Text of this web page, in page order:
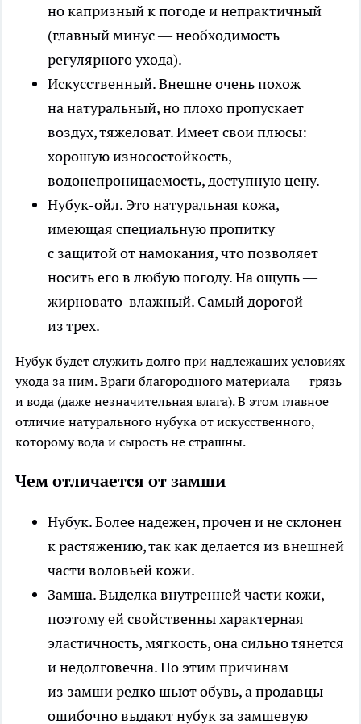
но капризный к погоде и непрактичный
(главный минус — необходимость
регулярного ухода).
Искусственный.Внешне очень похож
на натуральный, но плохо пропускает
воздух, тяжеловат. Имеет свои плюсы:
хорошую износостойкость,
водонепроницаемость, доступную цену.
Нубук-ойл. Это натуральная кожа,
имеющая специальную пропитку
с защитой от намокания, что позволяет
носить его в любую погоду. На ощупь —
жирновато-влажный. Самый дорогой
из трех.
Нубук будет служить долго при надлежащих условиях
ухода за ним. Враги благородного материала — грязь
и вода (даже незначительная влага). В этом главное
отличие натурального нубука от искусственного,
которому вода и сырость не страшны.
Чем отличается от замши
Нубук.Более надежен, прочен и не склонен
к растяжению, так как делается из внешней
части воловьей кожи.
Замша.Выделка внутренней части кожи,
поэтому ей свойственны характерная
эластичность, мягкость, она сильно тянется
и недолговечна. По этим причинам
из замши редко шьют обувь, а продавцы
ошибочно выдают нубук за замшевую